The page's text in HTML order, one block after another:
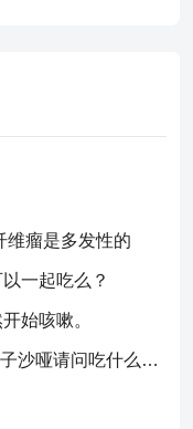
维瘤是多发性的
一起吃么？
始咳嗽。
你好，鼻炎犯了，鼻子不通，嗓子沙哑请问吃什么药比较好？